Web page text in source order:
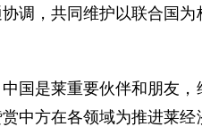
调，共同维护以联合国为
国是莱重要伙伴和朋友，
中方在各领域为推进莱经